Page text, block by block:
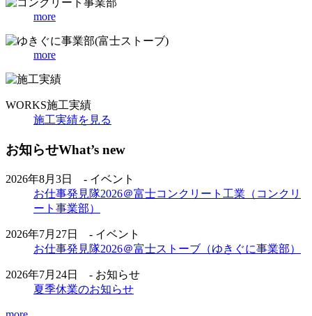
more
more
WORKS施工実績
施工実績を見る
お知らせWhat’s new
2026年8月3日 - イベント
お仕事発見隊2026＠富士コンクリート工業（コンクリ
ート事業部）
2026年7月27日 - イベント
お仕事発見隊2026＠富士ストーブ（ゆきぐに事業部）
2026年7月24日 - お知らせ
夏季休業のお知らせ